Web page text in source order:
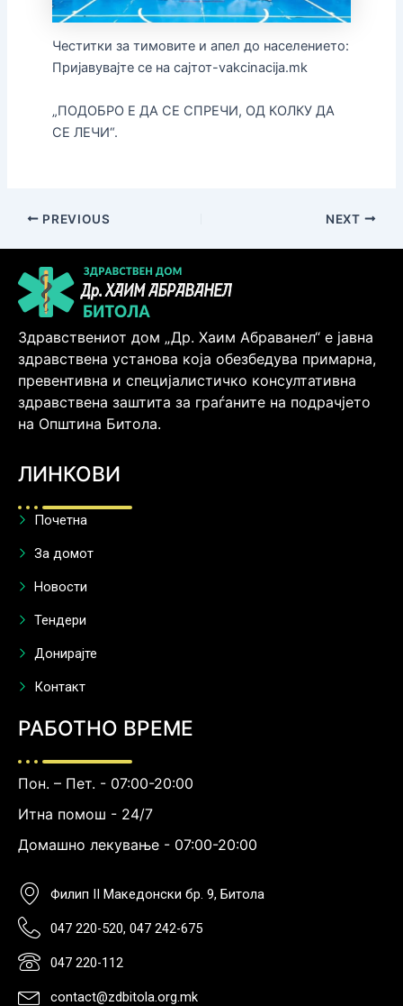
Честитки за тимовите и апел до населението:
Пријавувајте се на сајтот-vakcinacija.mk
„ПОДОБРО Е ДА СЕ СПРЕЧИ, ОД КОЛКУ ДА
СЕ ЛЕЧИ“.
PREVIOUS NEXT
Здравствениот дом „Др. Хаим Абраванел“ е јавна
здравствена установа која обезбедува примарна,
превентивна и специјалистичко консултативна
здравствена заштита за граѓаните на подрачјето
на Општина Битола.
ЛИНКОВИ
Почетна
За домот
Новости
Тендери
Донирајте
Контакт
РАБОТНО ВРЕМЕ
Пон. – Пет. - 07:00-20:00
Итна помош - 24/7
Домашно лекување - 07:00-20:00
Филип II Македонски бр. 9, Битола
047 220-520, 047 242-675
047 220-112
contact@zdbitola.org.mk